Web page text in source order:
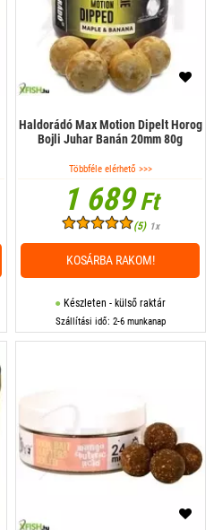
Haldorádó Max Motion Dipelt Horog
Bojli Juhar Banán 20mm 80g
Többféle elérhető >>>
1 689Ft
(5) 1x
Készleten - külső raktár
Szállítási idő: 2-6 munkanap
KOSÁRBA RAKOM!